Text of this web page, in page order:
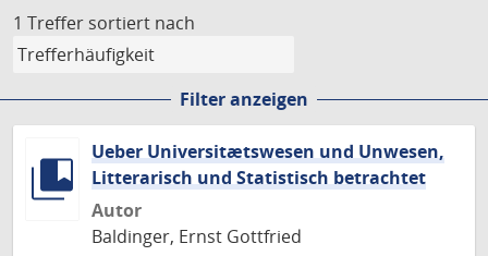
1 Treffer sortiert nach
Filter anzeigen
Ueber Universitætswesen und Unwesen,
Litterarisch und Statistisch betrachtet
Autor
Baldinger, Ernst Gottfried